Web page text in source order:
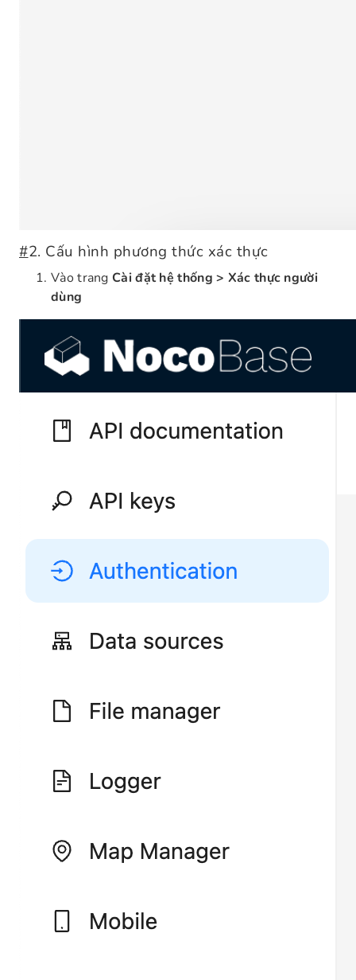
#2. Cấu hình phương thức xác thực
Vào trang Cài đặt hệ thống > Xác thực người
dùng